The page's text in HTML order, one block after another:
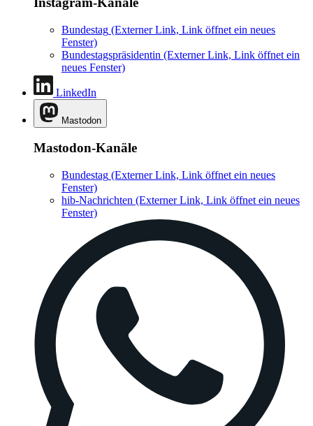
Bundestag (Externer Link, Link öffnet ein neues
Fenster)
Bundestagspräsidentin (Externer Link, Link öffnet ein
neues Fenster)
LinkedIn
Mastodon
Mastodon-Kanäle
Bundestag (Externer Link, Link öffnet ein neues
Fenster)
hib-Nachrichten (Externer Link, Link öffnet ein neues
Fenster)